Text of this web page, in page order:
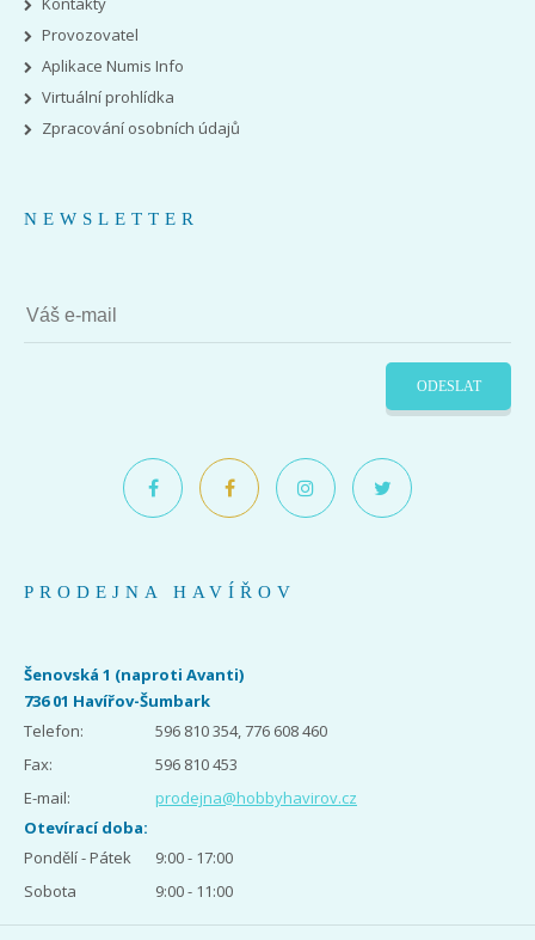
Provozovatel
Aplikace Numis Info
Virtuální prohlídka
Zpracování osobních údajů
NEWSLETTER
ODESLAT
PRODEJNA HAVÍŘOV
Šenovská 1 (naproti Avanti)
736 01 Havířov-Šumbark
Telefon:
596 810 354, 776 608 460
Fax:
596 810 453
E-mail:
prodejna@hobbyhavirov.cz
Otevírací doba:
Pondělí - Pátek
9:00 - 17:00
Sobota
9:00 - 11:00